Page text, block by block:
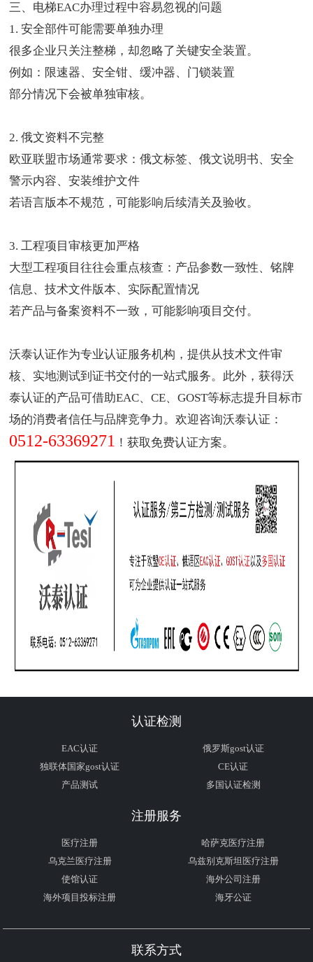
三、 电梯EAC办理过程中容易忽视的问题
1. 安全部件可能需要单独办理
很多企业只关注整梯，却忽略了关键安全装置。
例如：限速器、安全钳、缓冲器、门锁装置
部分情况下会被单独审核。
2. 俄文资料不完整
欧亚联盟市场通常要求：俄文标签、俄文说明书、安全
警示内容、安装维护文件
若语言版本不规范，可能影响后续清关及验收。
3. 工程项目审核更加严格
大型工程项目往往会重点核查：产品参数一致性、铭牌
信息、技术文件版本、实际配置情况
若产品与备案资料不一致，可能影响项目交付。
沃泰认证作为专业认证服务机构 ，提供从技术文件审
核、实地测试到证书交付的一站式服务。此外，获得沃
泰认证的产品可借助EAC、CE、GOST等标志提升目标市
场的消费者信任与品牌竞争力。欢迎咨询沃泰认证：
0512-63369271 ！获取免费认证方案。
认证检测
EAC认证
俄罗斯gost认证
独联体国家gost认证
CE认证
产品测试
多国认证检测
注册服务
医疗注册
哈萨克医疗注册
乌克兰医疗注册
乌兹别克斯坦医疗注册
使馆认证
海外公司注册
海外项目投标注册
海牙公证
联系方式